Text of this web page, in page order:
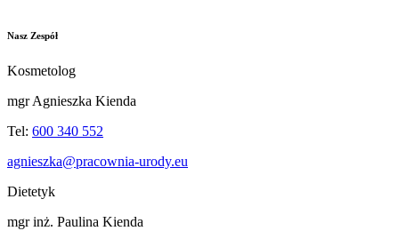
Nasz Zespół
Kosmetolog
mgr Agnieszka Kienda
Tel: 600 340 552
agnieszka@pracownia-urody.eu
Dietetyk
mgr inż. Paulina Kienda